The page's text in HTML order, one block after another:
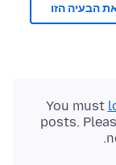
הבעיה הזו
You must
posts.